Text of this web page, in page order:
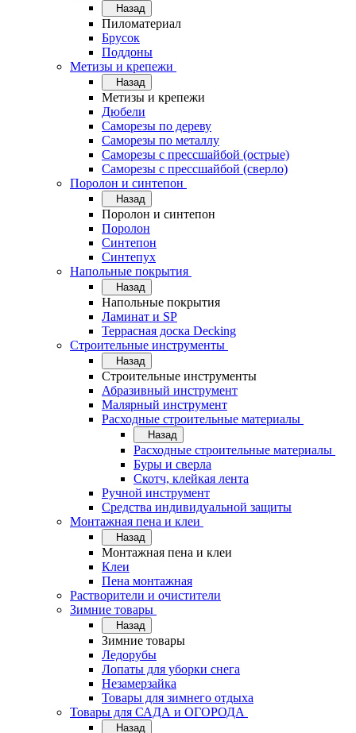
Назад
Пиломатериал
Брусок
Поддоны
Метизы и крепежи
Назад
Метизы и крепежи
Дюбели
Саморезы по дереву
Саморезы по металлу
Саморезы с прессшайбой (острые)
Саморезы с прессшайбой (сверло)
Поролон и синтепон
Назад
Поролон и синтепон
Поролон
Синтепон
Синтепух
Напольные покрытия
Назад
Напольные покрытия
Ламинат и SP
Террасная доска Decking
Строительные инструменты
Назад
Строительные инструменты
Абразивный инструмент
Малярный инструмент
Расходные строительные материалы
Назад
Расходные строительные материалы
Буры и сверла
Скотч, клейкая лента
Ручной инструмент
Средства индивидуальной защиты
Монтажная пена и клеи
Назад
Монтажная пена и клеи
Клеи
Пена монтажная
Растворители и очистители
Зимние товары
Назад
Зимние товары
Ледорубы
Лопаты для уборки снега
Незамерзайка
Товары для зимнего отдыха
Товары для САДА и ОГОРОДА
Назад